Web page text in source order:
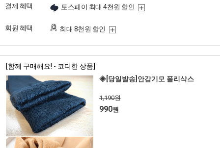
결제 혜택 토스페이 최대 4천원 할인
회원 혜택 최대 8천원 할인
[함께 구매해요! - 코디한 상품]
◈[당일발송]안감기모 폴리삭스
1,190원
990원